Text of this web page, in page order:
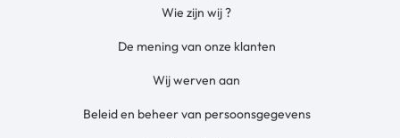
Wie zijn wij ?
De mening van onze klanten
Wij werven aan
Beleid en beheer van persoonsgegevens